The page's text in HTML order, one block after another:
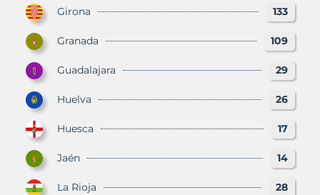
Girona 133
Granada 109
Guadalajara 29
Huelva 26
Huesca 17
Jaén 14
La Rioja 28